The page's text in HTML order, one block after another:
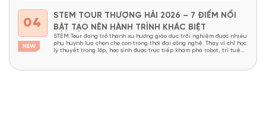
04
STEM TOUR THƯỢNG HẢI 2026 – 7 ĐIỂM NỔI
BẬT TẠO NÊN HÀNH TRÌNH KHÁC BIỆT
STEM Tour đang trở thành xu hướng giáo dục trải nghiệm được nhiều
phụ huynh lựa chọn cho con trong thời đại công nghệ. Thay vì chỉ học
lý thuyết trong lớp, học sinh được trực tiếp khám phá robot, trí tuệ